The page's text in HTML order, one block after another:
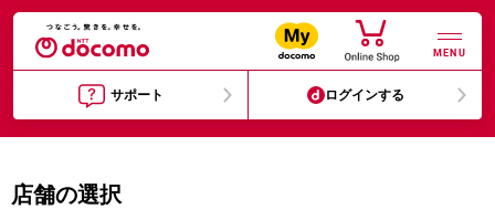
MENU
サポート ログインする
店舗の選択